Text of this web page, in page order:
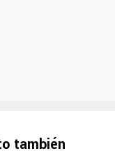
también